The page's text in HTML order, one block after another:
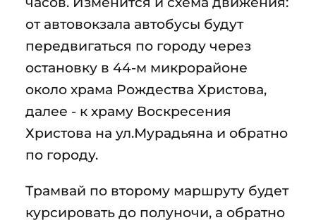
от автовокзала автобусы будут
передвигаться по городу через
остановку в 44-м микрорайоне
около храма Рождества Христова,
далее - к храму Воскресения
Христова на ул.Мурадьяна и обратно
по городу.
Трамвай по второму маршруту будет
курсировать до полуночи, а обратно